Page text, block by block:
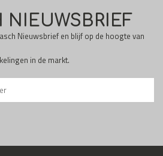
NIEUWSBRIEF
Nieuwsbrief en blijf op de hoogte van
in de markt.